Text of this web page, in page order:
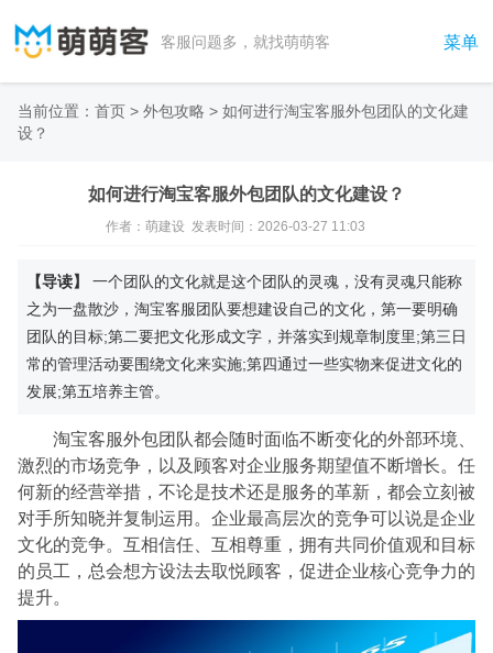
菜单
客服问题多，就找萌萌客
当前位置： 首页 > 外包攻略 > 如何进行淘宝客服外包团队的文化建
设？
如何进行淘宝客服外包团队的文化建设？
作者：萌建设 发表时间：2026-03-27 11:03
【导读】
一个团队的文化就是这个团队的灵魂，没有灵魂只能称
之为一盘散沙，淘宝客服团队要想建设自己的文化，第一要明确
团队的目标;第二要把文化形成文字，并落实到规章制度里;第三日
常的管理活动要围绕文化来实施;第四通过一些实物来促进文化的
发展;第五培养主管。
淘宝客服外包团队都会随时面临不断变化的外部环境、
激烈的市场竞争，以及顾客对企业服务期望值不断增长。任
何新的经营举措，不论是技术还是服务的革新，都会立刻被
对手所知晓并复制运用。企业最高层次的竞争可以说是企业
文化的竞争。互相信任、互相尊重，拥有共同价值观和目标
的员工，总会想方设法去取悦顾客，促进企业核心竞争力的
提升。